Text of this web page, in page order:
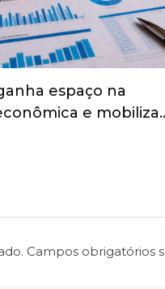
espaço na
e
Campos obrigatórios